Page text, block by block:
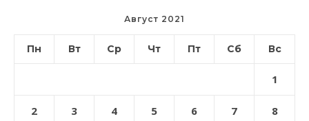
Август 2021
Пн Вт Ср Чт Пт Сб Вс
1
2 3 4 5 6 7 8